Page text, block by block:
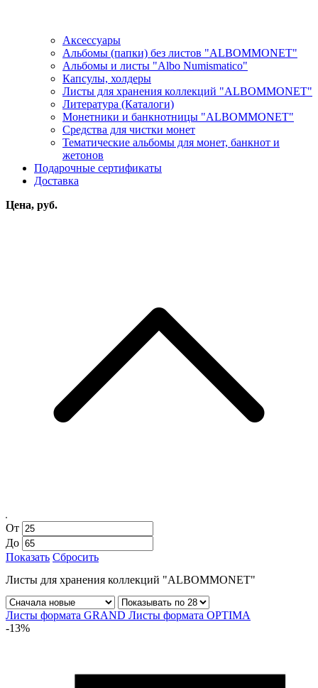
Аксессуары
Альбомы (папки) без листов "ALBOMMONET"
Альбомы и листы "Albo Numismatico"
Капсулы, холдеры
Листы для хранения коллекций "ALBOMMONET"
Литература (Каталоги)
Монетники и банкнотницы "ALBOMMONET"
Средства для чистки монет
Тематические альбомы для монет, банкнот и
жетонов
Подарочные сертификаты
Доставка
Цена, руб.
От
До
Показать Сбросить
Листы для хранения коллекций "ALBOMMONET"
Листы формата GRAND Листы формата OPTIMA
-13%